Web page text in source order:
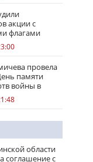
акции с
флагами
провела
памяти
войны в
области
соглашение с